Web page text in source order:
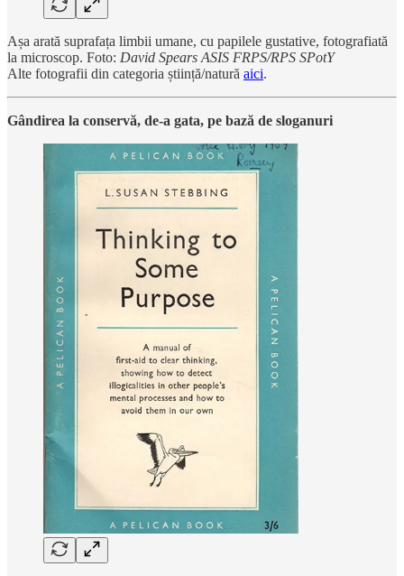
Așa arată suprafața limbii umane, cu papilele gustative, fotografiată
la microscop. Foto: David Spears ASIS FRPS/RPS SPotY
Alte fotografii din categoria știință/natură aici.
Gândirea la conservă, de-a gata, pe bază de sloganuri